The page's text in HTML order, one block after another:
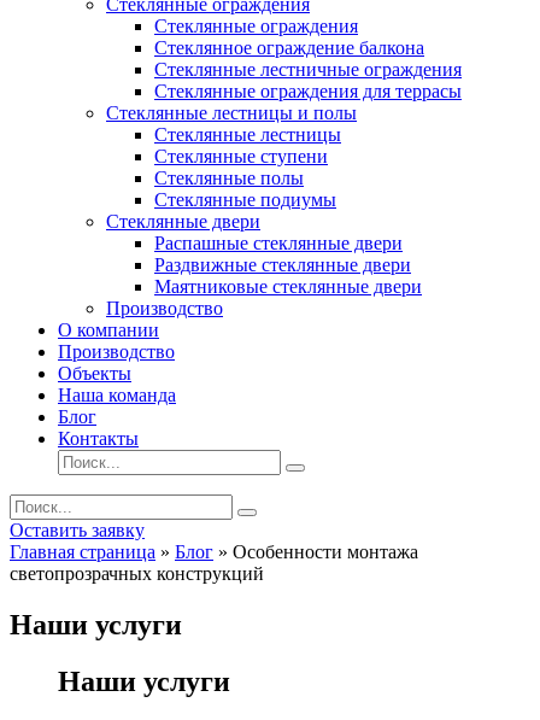
Стеклянные ограждения
Стеклянные ограждения
Стеклянное ограждение балкона
Стеклянные лестничные ограждения
Стеклянные ограждения для террасы
Стеклянные лестницы и полы
Стеклянные лестницы
Стеклянные ступени
Стеклянные полы
Стеклянные подиумы
Стеклянные двери
Распашные стеклянные двери
Раздвижные стеклянные двери
Маятниковые стеклянные двери
Производство
О компании
Производство
Объекты
Наша команда
Блог
Контакты
Оставить заявку
Главная страница » Блог » Особенности монтажа
светопрозрачных конструкций
Наши услуги
Наши услуги